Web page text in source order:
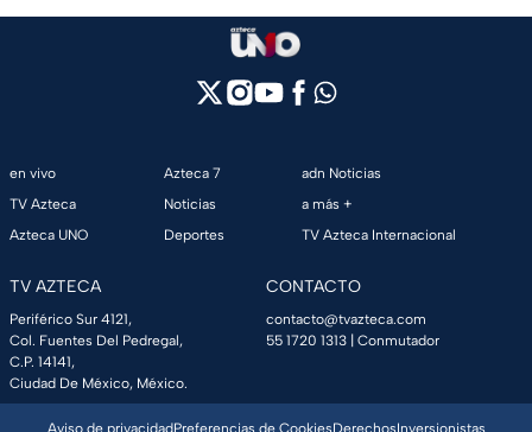
en vivo
TV Azteca
Azteca UNO
Azteca 7
Noticias
Deportes
adn Noticias
a más +
TV Azteca Internacional
TV AZTECA
Periférico Sur 4121,
Col. Fuentes Del Pedregal,
C.P. 14141,
Ciudad De México, México.
CONTACTO
contacto@tvazteca.com
55 1720 1313 | Conmutador